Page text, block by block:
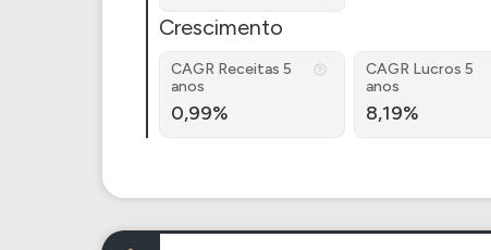
Crescimento
CAGR Receitas 5
anos
0,99%
CAGR Lucros 5
anos
8,19%